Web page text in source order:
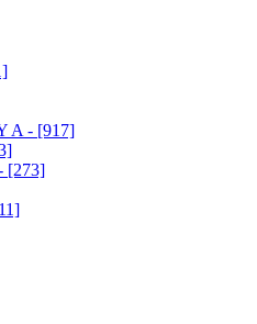
A - [917]
[273]